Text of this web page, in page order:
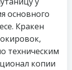
основного
Кракен
техническим
копии